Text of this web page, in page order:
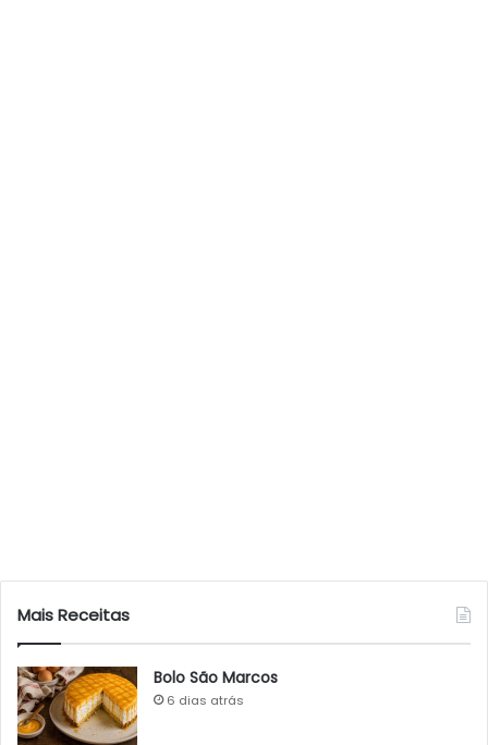
Mais Receitas
Bolo São Marcos
6 dias atrás